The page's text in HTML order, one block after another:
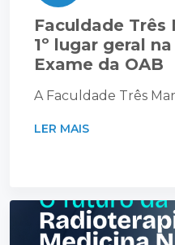
Faculdade Três
1º lugar geral
Exame da OAB
A Faculdade Três
LER MAIS